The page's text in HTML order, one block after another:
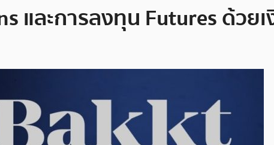
และการลงทุน Futures ด้ว